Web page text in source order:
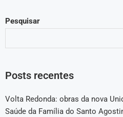
Pesquisar
Posts recentes
Volta Redonda: obras da nova
Saúde da Família do Santo